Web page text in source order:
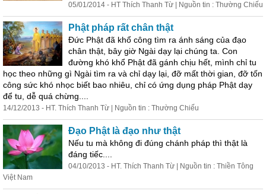
05/01/2014 - HT Thích Thanh Từ | Nguồn tin : Thường Chiếu
Phật pháp rất chân thật
Đức Phật đã khổ công tìm ra ánh sáng của đạo
chân thật, bây giờ Ngài dạy lại chúng ta. Con
đường khó khổ Phật đã gánh chịu hết, mình chỉ tu
học theo những gì Ngài tìm ra và chỉ dạy lại, đỡ mất thời gian, đỡ tốn
công sức khó nhọc biết bao nhiêu, chỉ có ứng dụng pháp Phật dạy
để tu, dễ quá chừng....
14/12/2013 - HT. Thích Thanh Từ | Nguồn tin : Thường Chiếu
Đạo Phật là đạo như thật
Nếu tu mà không đi đúng chánh pháp thì thật là
đáng tiếc....
04/10/2013 - HT. Thích Thanh Từ | Nguồn tin : Thiền Tông
Việt Nam